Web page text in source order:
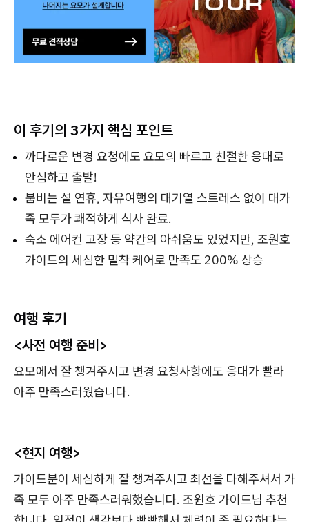
이 후기의 3가지 핵심 포인트
까다로운 변경 요청에도 요모의 빠르고 친절한 응대로
안심하고 출발!
붐비는 설 연휴, 자유여행의 대기열 스트레스 없이 대가
족 모두가 쾌적하게 식사 완료.
숙소 에어컨 고장 등 약간의 아쉬움도 있었지만, 조원호
가이드의 세심한 밀착 케어로 만족도 200% 상승
여행 후기
<사전 여행 준비>
요모에서 잘 챙겨주시고 변경 요청사항에도 응대가 빨라
아주 만족스러웠습니다.
<현지 여행>
가이드분이 세심하게 잘 챙겨주시고 최선을 다해주셔서 가
족 모두 아주 만족스러워했습니다. 조원호 가이드님 추천